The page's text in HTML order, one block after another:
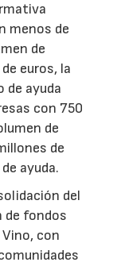
menos de
de
euros, la
de ayuda
con 750
de
de
ayuda.
del
de fondos
con